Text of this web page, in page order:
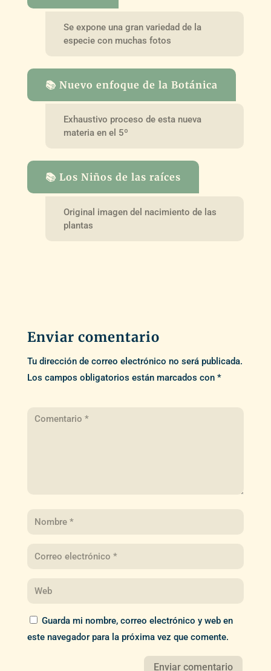
Se expone una gran variedad de la
especie con muchas fotos
📚 Nuevo enfoque de la Botánica
Exhaustivo proceso de esta nueva
materia en el 5º
📚 Los Niños de las raíces
Original imagen del nacimiento de las
plantas
Enviar comentario
Tu dirección de correo electrónico no será publicada.
Los campos obligatorios están marcados con *
Guarda mi nombre, correo electrónico y web en
este navegador para la próxima vez que comente.